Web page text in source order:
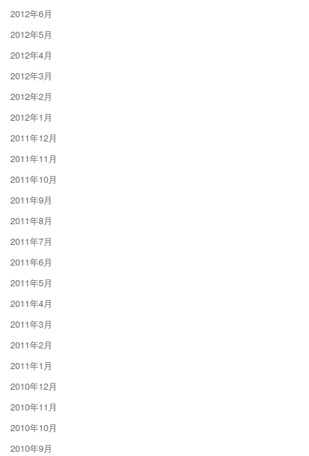
2012年6月
2012年5月
2012年4月
2012年3月
2012年2月
2012年1月
2011年12月
2011年11月
2011年10月
2011年9月
2011年8月
2011年7月
2011年6月
2011年5月
2011年4月
2011年3月
2011年2月
2011年1月
2010年12月
2010年11月
2010年10月
2010年9月